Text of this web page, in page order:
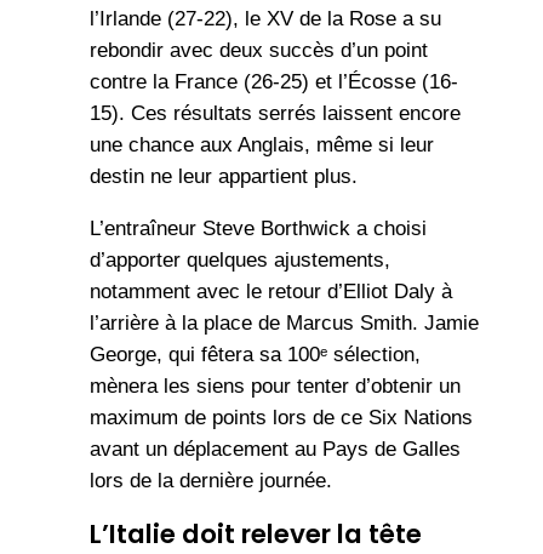
l’Irlande (27-22), le XV de la Rose a su
rebondir avec deux succès d’un point
contre la France (26-25) et l’Écosse (16-
15). Ces résultats serrés laissent encore
une chance aux Anglais, même si leur
destin ne leur appartient plus.
L’entraîneur Steve Borthwick a choisi
d’apporter quelques ajustements,
notamment avec le retour d’Elliot Daly à
l’arrière à la place de Marcus Smith. Jamie
George, qui fêtera sa 100ᵉ sélection,
mènera les siens pour tenter d’obtenir un
maximum de points lors de ce Six Nations
avant un déplacement au Pays de Galles
lors de la dernière journée.
L’Italie doit relever la tête